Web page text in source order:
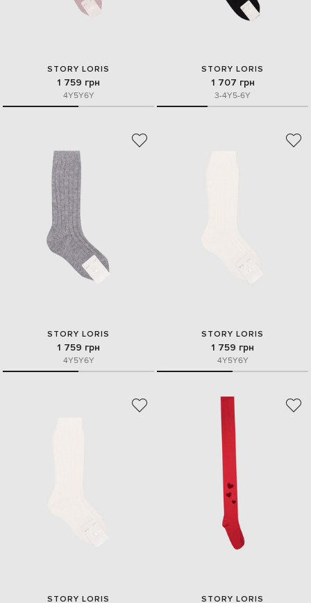
STORY LORIS
1 759 грн
4Y5Y6Y
STORY LORIS
1 707 грн
3-4Y5-6Y
STORY LORIS
1 759 грн
4Y5Y6Y
STORY LORIS
1 759 грн
4Y5Y6Y
STORY LORIS STORY LORIS